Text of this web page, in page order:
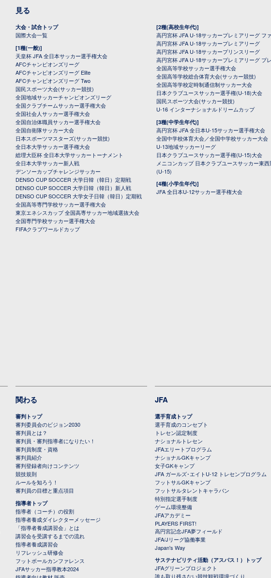
見る
大会・試合トップ
国際大会一覧
[1種(一般)]
天皇杯 JFA 全日本サッカー選手権大会
AFCチャンピオンズリーグ
AFCチャンピオンズリーグ Elite
AFCチャンピオンズリーグ Two
国民スポーツ大会(サッカー競技)
全国地域サッカーチャンピオンズリーグ
全国クラブチームサッカー選手権大会
全国社会人サッカー選手権大会
全国自治体職員サッカー選手権大会
全国自衛隊サッカー大会
日本スポーツマスターズ(サッカー競技)
全日本大学サッカー選手権大会
総理大臣杯 全日本大学サッカートーナメント
全日本大学サッカー新人戦
デンソーカップチャレンジサッカー
DENSO CUP SOCCER 大学日韓（韓日）定期戦
DENSO CUP SOCCER 大学日韓（韓日）新人戦
DENSO CUP SOCCER 大学女子日韓（韓日）定期戦
全国高等専門学校サッカー選手権大会
東京エネシスカップ 全国高専サッカー地域選抜大会
全国専門学校サッカー選手権大会
FIFAクラブワールドカップ
[2種(高校生年代)]
高円宮杯 JFA U-18サッカープレミアリーグ フ
高円宮杯 JFA U-18サッカープレミアリーグ
高円宮杯 JFA U-18サッカープリンスリーグ
高円宮杯 JFA U-18サッカープレミアリーグ プ
全国高等学校サッカー選手権大会
全国高等学校総合体育大会(サッカー競技)
全国高等学校定時制通信制サッカー大会
日本クラブユースサッカー選手権(U-18)大会
国民スポーツ大会(サッカー競技)
U-16 インターナショナルドリームカップ
[3種(中学生年代)]
高円宮杯 JFA 全日本U-15サッカー選手権大会
全国中学校体育大会／全国中学校サッカー大会
U-13地域サッカーリーグ
日本クラブユースサッカー選手権(U-15)大会
メニコンカップ 日本クラブユースサッカー東
(U-15)
[4種(小学生年代)]
JFA 全日本U-12サッカー選手権大会
関わる
審判トップ
審判委員会のビジョン2030
審判員とは？
審判員・審判指導者になりたい！
審判員制度・資格
審判員紹介
審判登録者向けコンテンツ
競技規則
ルールを知ろう！
審判員の目標と重点項目
指導者トップ
指導者（コーチ）の役割
指導者養成ダイレクターメッセージ
「指導者養成講習会」とは
講習会を受講するまでの流れ
指導者養成講習会
リフレッシュ研修会
フットボールカンファレンス
JFAサッカー指導教本2024
JFA
選手育成トップ
選手育成のコンセプト
トレセン認定制度
ナショナルトレセン
JFAエリートプログラム
ナショナルGKキャンプ
女子GKキャンプ
JFA ガールズ･エイトU-12 トレセンプログラム
フットサルGKキャンプ
フットサルタレントキャラバン
特別指定選手制度
ゲーム環境整備
JFAアカデミー
PLAYERS FIRST!
高円宮記念JFA夢フィールド
JFA/Jリーグ協働事業
Japan's Way
サステナビリティ活動（アスパス！）トップ
JFAグリーンプロジェクト
誰も取り残さない競技観戦環境づくり